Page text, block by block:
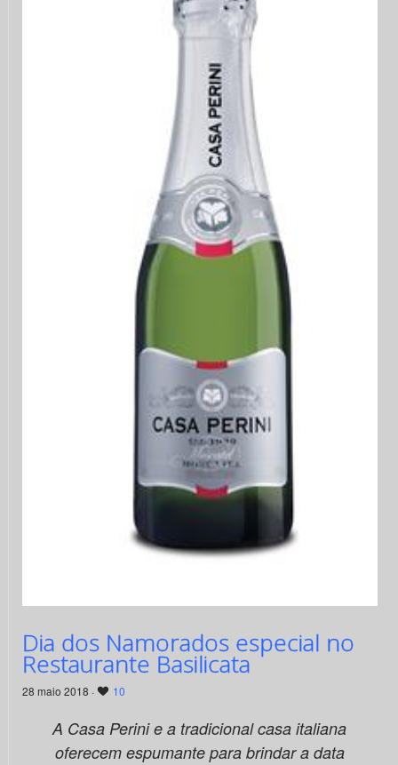
Dia dos Namorados especial no
Restaurante Basilicata
28 maio 2018 · 10
A Casa Perini e a tradicional casa italiana
oferecem espumante para brindar a data